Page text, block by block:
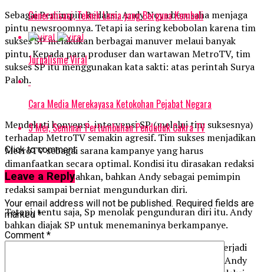
Sebagai Pemimpin Redaksi, Andy Noya berusaha menjaga
pintu newsroomnya. Tetapi ia sering kebobolan karena tim
sukses SP melakukan berbagai manuver melaui banyak
pintu. Kepada para produser dan wartawan MetroTV, tim
sukses SP itu menggunakan kata sakti: atas perintah Surya
Paloh.
Mendekati konvensi, intervensi SP (melalui tim suksesnya)
terhadap MetroTV semakin agresif. Tim sukses menjadikan
MetroTV sebagai sarana kampanye yang harus
dimanfaatkan secara optimal. Kondisi itu dirasakan redaksi
sudah menggelisahkan, bahkan Andy sebagai pemimpin
redaksi sampai berniat mengundurkan diri.
Tetapi, tentu saja, Sp menolak pengunduran diri itu. Andy
bahkan diajak SP untuk menemaninya berkampanye.
Kejadian paling epik yang menandai intervensi itu terjadi
saat SP akan menggelar kampanye terakhir di Slipi. Andy
Generalisasi, Teknik Lama yang Berguna Kembali
Jurnalisme Viral
Cara Media Merekayasa Ketokohan Pejabat Negara
9 Mei, Seminar Pertumbuhan Penduduk Cakra TV
Click to comment
Leave a Reply
Your email address will not be published. Required fields are
marked*
Comment *